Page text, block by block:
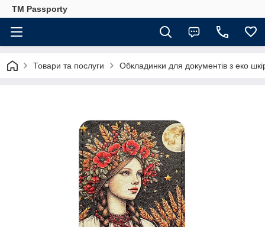
TM Passporty
Товари та послуги Обкладинки для документів з еко